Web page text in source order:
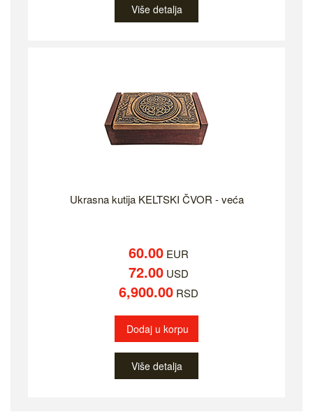
Više detalja
Ukrasna kutija KELTSKI ČVOR - veća
60.00EUR
72.00USD
6,900.00RSD
Dodaj u korpu
Više detalja